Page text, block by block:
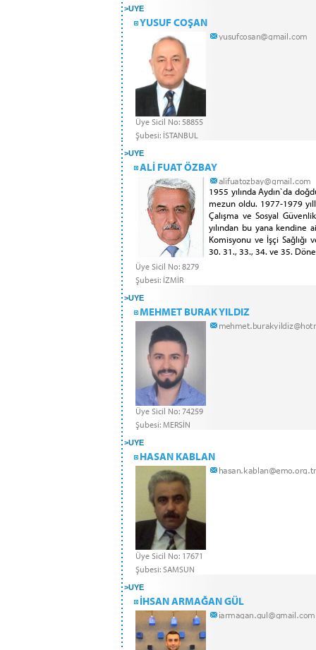
>UYE
YUSUF COŞAN
Üye Sicil No: 58855
Şubesi: İSTANBUL
>UYE
ALİ FUAT ÖZBAY
Üye Sicil No: 8279
Şubesi: İZMİR
1955 yılında Aydın`da
mezun oldu. 1977-1979
Çalışma ve Sosyal
yılından bu yana kendine
Komisyonu ve İşçi Sağlığı
30. 31., 33., 34. ve 35.
>UYE
MEHMET BURAK YILDIZ
Üye Sicil No: 74259
Şubesi: MERSİN
>UYE
HASAN KABLAN
Üye Sicil No: 17671
Şubesi: SAMSUN
>UYE
İHSAN ARMAĞAN GÜL